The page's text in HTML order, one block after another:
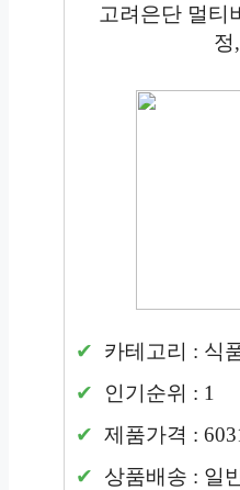
고려은단 멀티
정
카테고리 : 식
인기순위 : 1
제품가격 :
상품배송 : 일